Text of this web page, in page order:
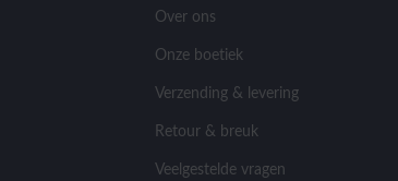
Over ons
Onze boetiek
Verzending & levering
Retour & breuk
Veelgestelde vragen